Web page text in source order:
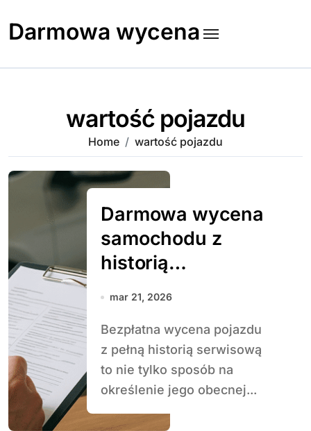
content
Darmowa wycena
wartość pojazdu
Home wartość pojazdu
Darmowa wycena
samochodu z
historią
serwisową
mar 21, 2026
Bezpłatna wycena pojazdu
z pełną historią serwisową
to nie tylko sposób na
określenie jego obecnej...